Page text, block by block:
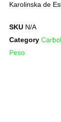
Karolinska de
SKU N/A
Category
Peso